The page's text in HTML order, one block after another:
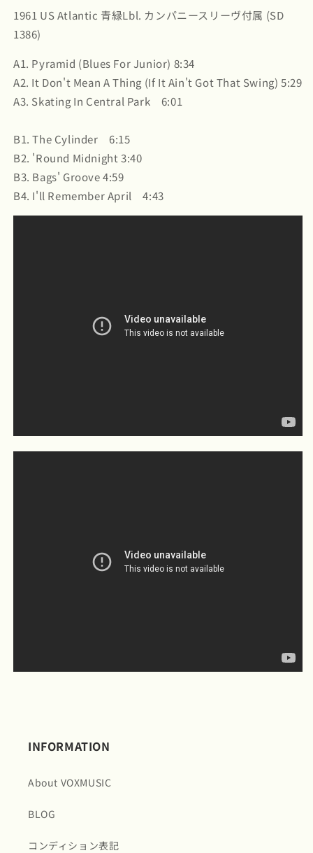
数
量
を
減
ら
す
数
増
や
す
1961 US Atlantic 青緑Lbl. カンパニースリーヴ付属 (SD
1386)
A1. Pyramid (Blues For Junior) 8:34
A2. It Don't Mean A Thing (If It Ain't Got That Swing) 5:29
A3. Skating In Central Park 6:01
B1. The Cylinder 6:15
B2. 'Round Midnight 3:40
B3. Bags' Groove 4:59
B4. I'll Remember April 4:43
INFORMATION
About VOXMUSIC
BLOG
コンディション表記